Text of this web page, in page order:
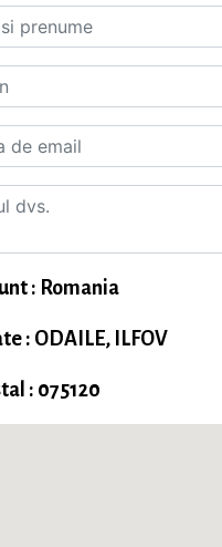
: Romania
: ODAILE, ILFOV
: 075120